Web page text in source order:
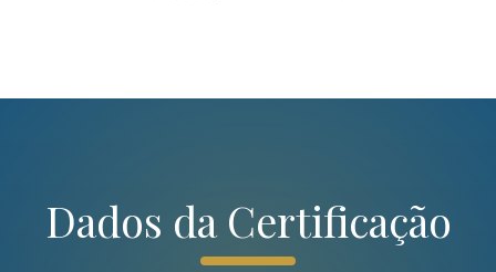
Dados da Certificação